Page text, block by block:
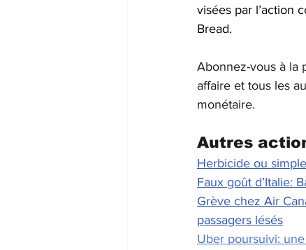
visées par l’action
Bread.
Abonnez-vous à la
affaire et tous les
monétaire.
Autres
Herbicide ou
Faux goût d’Italie:
Grève chez Air
passagers lésés
Uber poursuivi: